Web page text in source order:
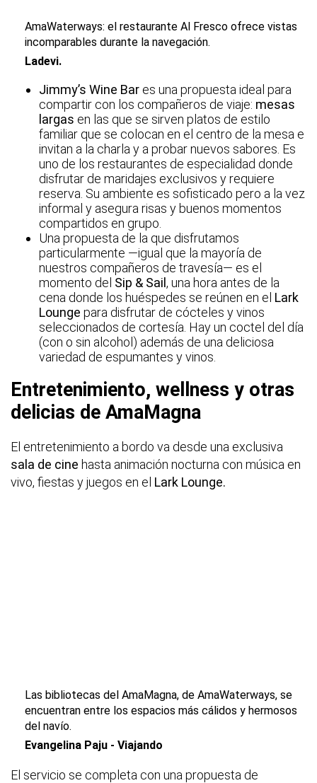
AmaWaterways: el restaurante Al Fresco ofrece vistas
incomparables durante la navegación.
Ladevi.
Jimmy’s Wine Bar es una propuesta ideal para
compartir con los compañeros de viaje: mesas
largas en las que se sirven platos de estilo
familiar que se colocan en el centro de la mesa e
invitan a la charla y a probar nuevos sabores. Es
uno de los restaurantes de especialidad donde
disfrutar de maridajes exclusivos y requiere
reserva. Su ambiente es sofisticado pero a la vez
informal y asegura risas y buenos momentos
compartidos en grupo.
Una propuesta de la que disfrutamos
particularmente —igual que la mayoría de
nuestros compañeros de travesía— es el
momento del Sip & Sail , una hora antes de la
cena donde los huéspedes se reúnen en el Lark
Lounge para disfrutar de cócteles y vinos
seleccionados de cortesía. Hay un coctel del día
(con o sin alcohol) además de una deliciosa
variedad de espumantes y vinos.
Entretenimiento, wellness y otras
delicias de AmaMagna
El entretenimiento a bordo va desde una exclusiva
sala de cine hasta animación nocturna con música en
vivo, fiestas y juegos en el Lark Lounge.
Las bibliotecas del AmaMagna, de AmaWaterways, se
encuentran entre los espacios más cálidos y hermosos
del navío.
Evangelina Paju - Viajando
El servicio se completa con una propuesta de